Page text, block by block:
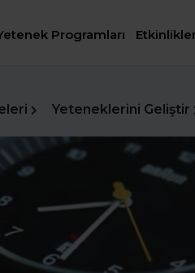
Programları
Yeteneklerini Geliştir